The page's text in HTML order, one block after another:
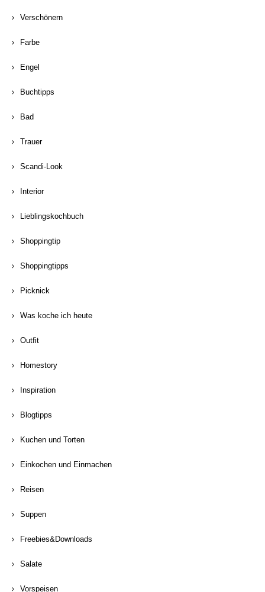
Verschönern
Farbe
Engel
Buchtipps
Bad
Trauer
Scandi-Look
Interior
Lieblingskochbuch
Shoppingtip
Shoppingtipps
Picknick
Was koche ich heute
Outfit
Homestory
Inspiration
Blogtipps
Kuchen und Torten
Einkochen und Einmachen
Reisen
Suppen
Freebies&Downloads
Salate
Vorspeisen